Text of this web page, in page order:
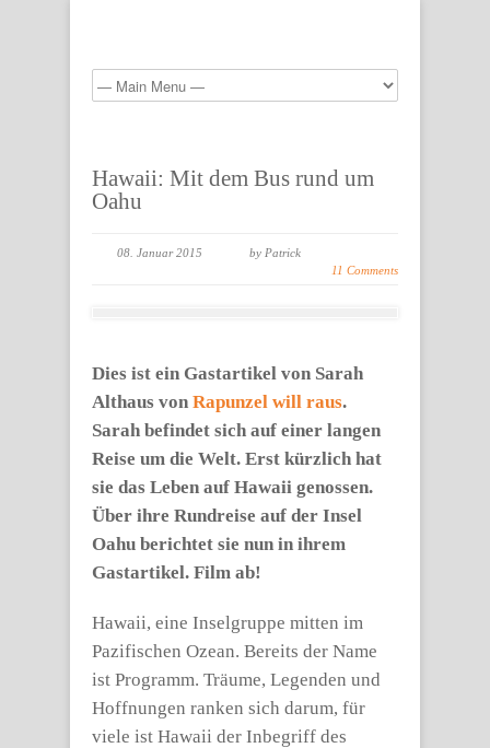
Hawaii: Mit dem Bus rund um
Oahu
08. Januar 2015
by Patrick
11 Comments
Dies ist ein Gastartikel von Sarah
Althaus von Rapunzel will raus.
Sarah befindet sich auf einer langen
Reise um die Welt. Erst kürzlich hat
sie das Leben auf Hawaii genossen.
Über ihre Rundreise auf der Insel
Oahu berichtet sie nun in ihrem
Gastartikel. Film ab!
Hawaii, eine Inselgruppe mitten im
Pazifischen Ozean. Bereits der Name
ist Programm. Träume, Legenden und
Hoffnungen ranken sich darum, für
viele ist Hawaii der Inbegriff des